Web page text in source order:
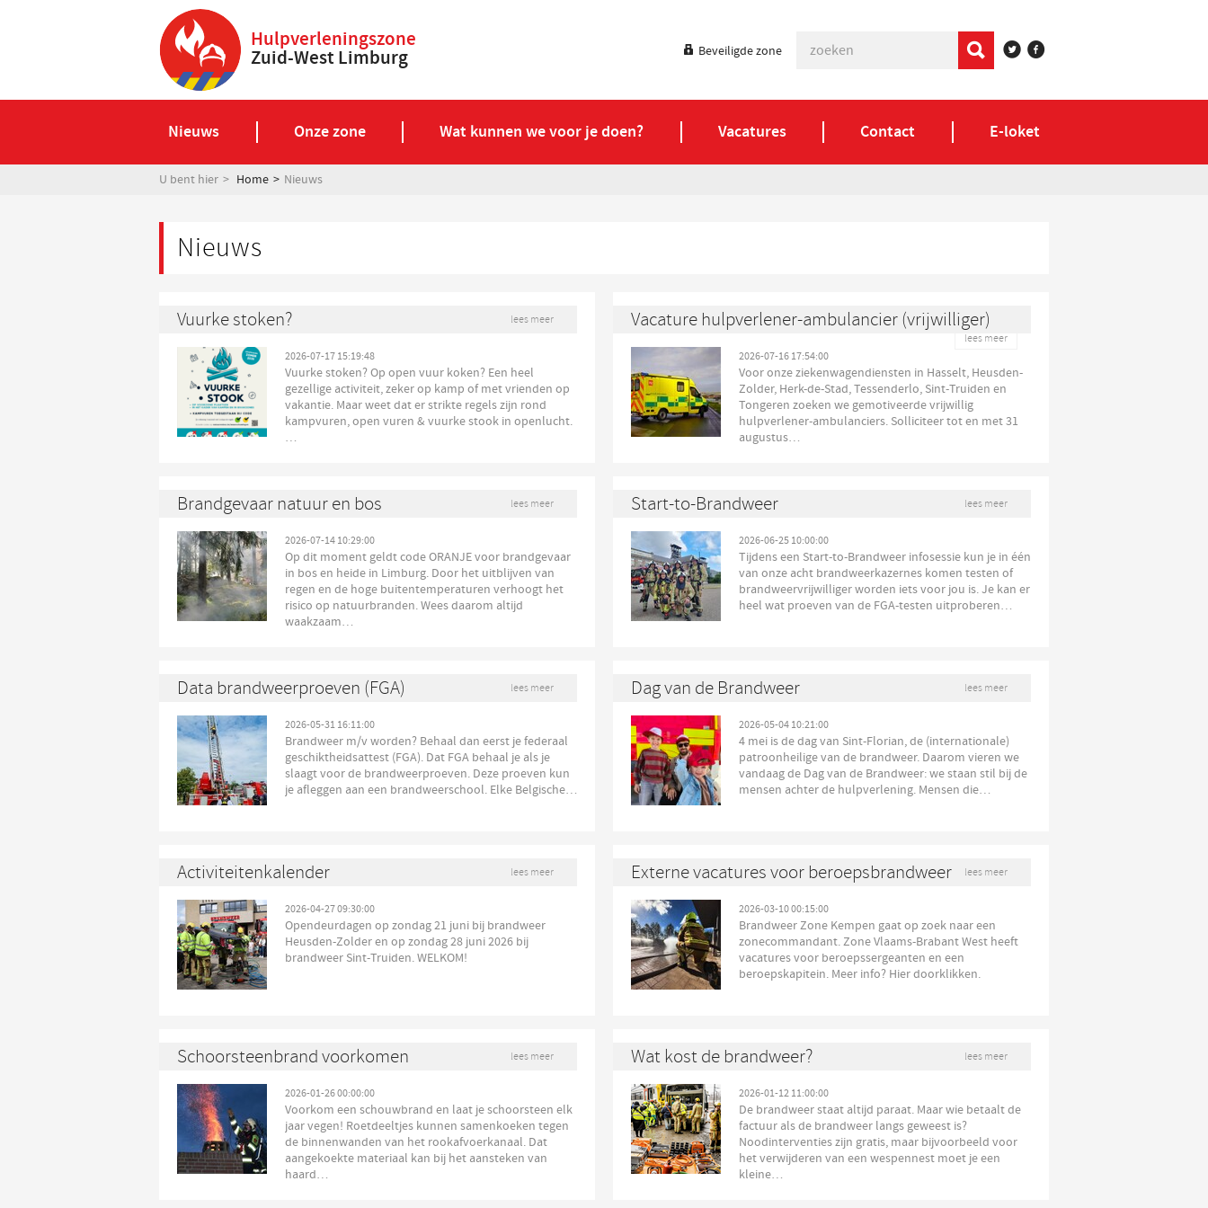
Hulpverleningszone
Zuid-West Limburg Beveiligde zone
Nieuws Onze zone Wat kunnen we voor je doen? Vacatures Contact E-loket
U bent hier Home Nieuws
Nieuws
Vuurke stoken? lees meer
2026-07-17 15:19:48
Vuurke stoken? Op open vuur koken? Een heel
gezellige activiteit, zeker op kamp of met vrienden op
vakantie. Maar weet dat er strikte regels zijn rond
kampvuren, open vuren & vuurke stook in openlucht.
…
Vacature hulpverlener-ambulancier (vrijwilliger)
lees meer
2026-07-16 17:54:00
Voor onze ziekenwagendiensten in Hasselt, Heusden-
Zolder, Herk-de-Stad, Tessenderlo, Sint-Truiden en
Tongeren zoeken we gemotiveerde vrijwillig
hulpverlener-ambulanciers. Solliciteer tot en met 31
augustus…
Brandgevaar natuur en bos lees meer
2026-07-14 10:29:00
Op dit moment geldt code ORANJE voor brandgevaar
in bos en heide in Limburg. Door het uitblijven van
regen en de hoge buitentemperaturen verhoogt het
risico op natuurbranden. Wees daarom altijd
waakzaam…
Start-to-Brandweer lees meer
2026-06-25 10:00:00
Tijdens een Start-to-Brandweer infosessie kun je in één
van onze acht brandweerkazernes komen testen of
brandweervrijwilliger worden iets voor jou is. Je kan er
heel wat proeven van de FGA-testen uitproberen…
Data brandweerproeven (FGA) lees meer
2026-05-31 16:11:00
Brandweer m/v worden? Behaal dan eerst je federaal
geschiktheidsattest (FGA). Dat FGA behaal je als je
slaagt voor de brandweerproeven. Deze proeven kun
je afleggen aan een brandweerschool. Elke Belgische…
Dag van de Brandweer lees meer
2026-05-04 10:21:00
4 mei is de dag van Sint-Florian, de (internationale)
patroonheilige van de brandweer. Daarom vieren we
vandaag de Dag van de Brandweer: we staan stil bij de
mensen achter de hulpverlening. Mensen die…
Activiteitenkalender lees meer
2026-04-27 09:30:00
Opendeurdagen op zondag 21 juni bij brandweer
Heusden-Zolder en op zondag 28 juni 2026 bij
brandweer Sint-Truiden. WELKOM!
Externe vacatures voor beroepsbrandweer lees meer
2026-03-10 00:15:00
Brandweer Zone Kempen gaat op zoek naar een
zonecommandant. Zone Vlaams-Brabant West heeft
vacatures voor beroepssergeanten en een
beroepskapitein. Meer info? Hier doorklikken.
Schoorsteenbrand voorkomen lees meer
2026-01-26 00:00:00
Voorkom een schouwbrand en laat je schoorsteen elk
jaar vegen! Roetdeeltjes kunnen samenkoeken tegen
de binnenwanden van het rookafvoerkanaal. Dat
aangekoekte materiaal kan bij het aansteken van
haard…
Wat kost de brandweer? lees meer
2026-01-12 11:00:00
De brandweer staat altijd paraat. Maar wie betaalt de
factuur als de brandweer langs geweest is?
Noodinterventies zijn gratis, maar bijvoorbeeld voor
het verwijderen van een wespennest moet je een
kleine…